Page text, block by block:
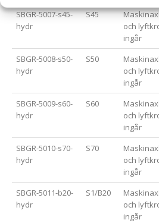
SBGR-5007-s45-
hydr
S45
och
ingår
SBGR-5008-s50-
hydr
S50
och
ingår
SBGR-5009-s60-
hydr
S60
och
ingår
SBGR-5010-s70-
hydr
S70
och
ingår
SBGR-5011-b20-
hydr
S1/B20
och
ingår